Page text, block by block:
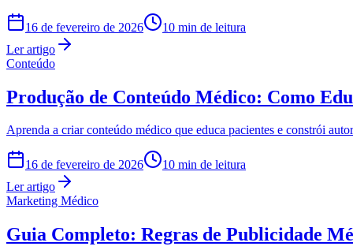
16 de fevereiro de 2026
10 min de leitura
Ler artigo
Conteúdo
Produção de Conteúdo Médico: Como
Aprenda a criar conteúdo médico que educa pacientes e constrói
16 de fevereiro de 2026
10 min de leitura
Ler artigo
Marketing Médico
Guia Completo: Regras de Publicidade